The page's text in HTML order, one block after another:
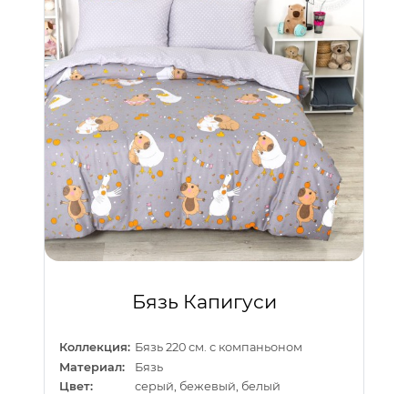
Бязь Капигуси
Коллекция: Бязь 220 см. с компаньоном
Материал:
Бязь
Цвет:
серый, бежевый, белый